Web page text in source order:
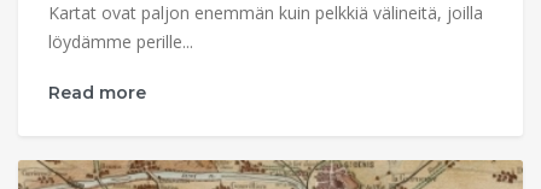
Kartat ovat paljon enemmän kuin pelkkiä välineitä, joilla
löydämme perille...
Read more